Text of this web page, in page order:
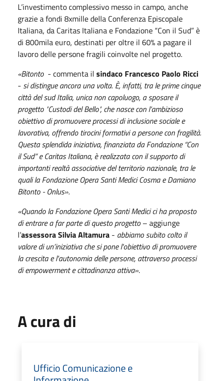
L’investimento complessivo messo in campo, anche
grazie a fondi 8xmille della Conferenza Episcopale
Italiana, da Caritas Italiana e Fondazione “Con il Sud” è
di 800mila euro, destinati per oltre il 60% a pagare il
lavoro delle persone fragili coinvolte nel progetto.
«Bitonto ­ - commenta il sindaco Francesco Paolo Ricci
- si distingue ancora una volta. È, infatti, tra le prime cinque
città del sud Italia, unica non capoluogo, a sposare il
progetto "Custodi del Bello", che nasce con l’ambizioso
obiettivo di promuovere processi di inclusione sociale e
lavorativa, offrendo tirocini formativi a persone con fragilità.
Questa splendida iniziativa, finanziata da Fondazione “Con
il Sud” e Caritas Italiana, è realizzata con il supporto di
importanti realtà associative del territorio nazionale, tra le
quali la Fondazione Opera Santi Medici Cosma e Damiano
Bitonto - Onlus».
«Quando la Fondazione Opera Santi Medici ci ha proposto
di entrare a far parte di questo progetto– aggiunge
l’assessora Silvia Altamura - abbiamo subito colto il
valore di un’iniziativa che si pone l'obiettivo di promuovere
la crescita e l'autonomia delle persone, attraverso processi
di empowerment e cittadinanza attiva».
A cura di
Ufficio Comunicazione e